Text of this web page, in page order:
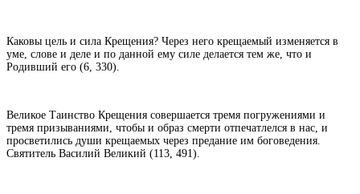
Каковы цель и сила Крещения? Через него крещаемый изменяется в
уме, слове и деле и по данной ему силе делается тем же, что и
Родивший его (6, 330).
Великое Таинство Крещения совершается тремя погружениями и
тремя призываниями, чтобы и образ смерти отпечатлелся в нас, и
просветились души крещаемых через предание им боговедения.
Святитель Василий Великий (113, 491).